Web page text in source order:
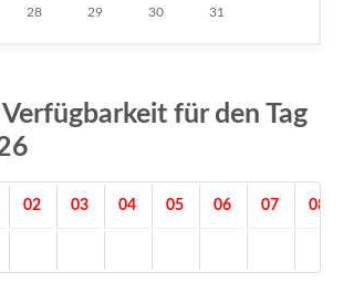
28 29 30 31
für den Tag
02 03 04 05 06 07 08